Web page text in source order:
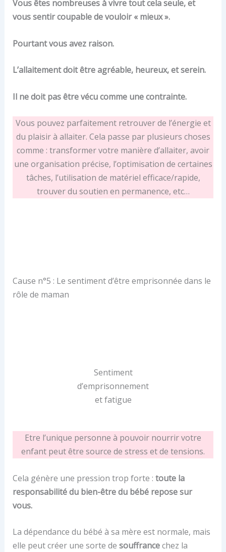
Vous êtes nombreuses à vivre tout cela seule, et
vous sentir coupable de vouloir « mieux ».
Pourtant vous avez raison.
L’allaitement doit être agréable, heureux, et serein.
Il ne doit pas être vécu comme une contrainte.
Vous pouvez parfaitement retrouver de l’énergie et
du plaisir à allaiter. Cela passe par plusieurs choses
comme : transformer votre manière d’allaiter, avoir
une organisation précise, l’optimisation de certaines
tâches, l’utilisation de matériel efficace/rapide,
trouver du soutien en permanence, etc…
Cause n°5 : Le sentiment d’être emprisonnée dans le
rôle de maman
Sentiment
d’emprisonnement
et fatigue
Etre l’unique personne à pouvoir nourrir votre
enfant peut être source de stress et de tensions.
Cela génère une pression trop forte : toute la
responsabilité du bien-être du bébé repose sur
vous.
La dépendance du bébé à sa mère est normale, mais
elle peut créer une sorte de souffrancechez la